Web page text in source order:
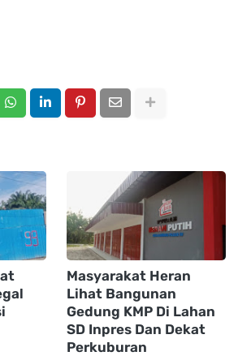
Masyarakat Heran
Lihat Bangunan
Gedung KMP Di Lahan
SD Inpres Dan Dekat
Perkuburan